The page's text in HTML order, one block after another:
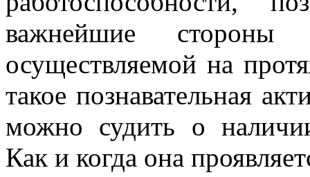
важнейшие стороны
осуществляемой на
такое познавательная
можно судить о
Как и когда она